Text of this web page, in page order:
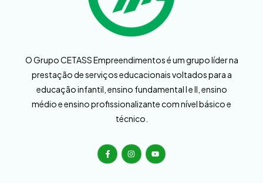
O Grupo CETASS Empreendimentos é um grupo líder na
prestação de serviços educacionais voltados para a
educação infantil, ensino fundamental I e II, ensino
médio e ensino profissionalizante com nível básico e
técnico.